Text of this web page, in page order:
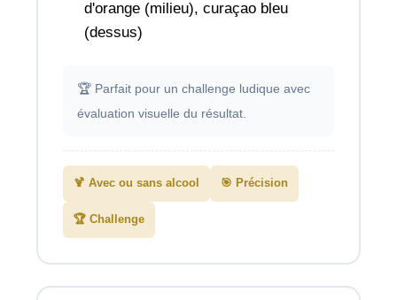
d'orange (milieu), curaçao bleu
(dessus)
🏆 Parfait pour un challenge ludique avec
évaluation visuelle du résultat.
🍹 Avec ou sans alcool 🎯 Précision
🏆 Challenge